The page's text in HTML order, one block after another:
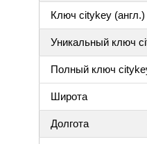
Ключ citykey (англ.)
Уникальный ключ
Полный ключ
Широта
Долгота